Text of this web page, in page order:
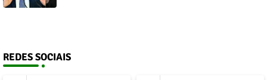
REDES SOCIAIS